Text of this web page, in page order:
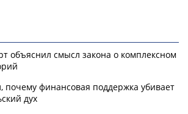
объяснил смысл закона о комплексном
почему финансовая поддержка убивает
дух